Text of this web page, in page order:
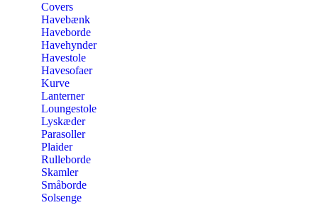
Covers
Havebænk
Haveborde
Havehynder
Havestole
Havesofaer
Kurve
Lanterner
Loungestole
Lyskæder
Parasoller
Plaider
Rulleborde
Skamler
Småborde
Solsenge